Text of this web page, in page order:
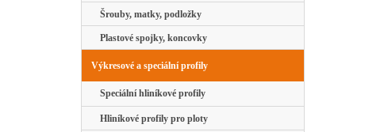
Šrouby, matky, podložky
Plastové spojky, koncovky
Výkresové a speciální profily
Speciální hliníkové profily
Hliníkové profily pro ploty